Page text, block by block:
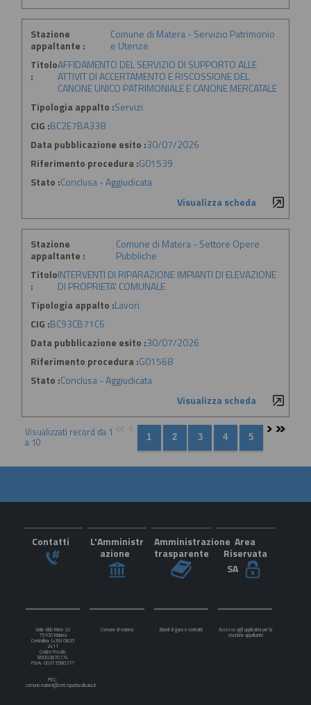
Stazione
appaltante :
Comune di Matera - Servizio Patrimonio
e Utenze
Titolo
:
AFFIDAMENTO DEL SERVIZIO DI SUPPORTO ALLE
ATTIVIT DI ACCERTAMENTO E RISCOSSIONE DEL
CANONE UNICO PATRIMONIALE E CANONE MERCATALE
Tipologia appalto :Servizi
CIG :BC2E7BA338
Data pubblicazione esito :30/07/2026
Riferimento procedura :G01539
Stato :Conclusa - Aggiudicata
Visualizza scheda
Stazione
appaltante :
Comune di Matera - Settore Opere
Pubbliche
Titolo
:
INTERVENTI DI RIPARAZIONE IMPIANTI DI ELEVAZIONE
DI PROPRIETA' COMUNALE
Tipologia appalto :Lavori
CIG :BC93CB71C6
Data pubblicazione esito :30/07/2026
Riferimento procedura :G01568
Stato :Conclusa - Aggiudicata
Visualizza scheda
Visualizzati record da 1
a 10
Contatti
L'Amministr
azione
Amministrazione
trasparente
Area
Riservata
SA
Viale Aldo Moro 32
75100 Matera
Centralino: (+39) 0835
2411
Codice Fiscale:
80002870774
P.IVA: 00313580771
PEC:
comune.matera@cert.ruparbasilicata.it
Comune di matera Bandi di gara e contratti Accesso agli applicativi per la
stazione appaltante